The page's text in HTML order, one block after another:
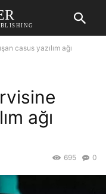
casus yazılım ağı
ağı
0
695